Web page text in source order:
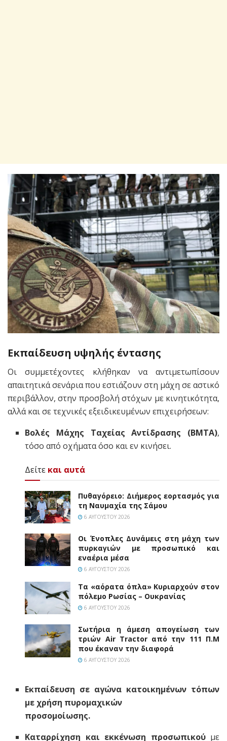
Εκπαίδευση υψηλής έντασης
Οι συμμετέχοντες κλήθηκαν να αντιμετωπίσουν
απαιτητικά σενάρια που εστιάζουν στη μάχη σε αστικό
περιβάλλον, στην προσβολή στόχων με κινητικότητα,
αλλά και σε τεχνικές εξειδικευμένων επιχειρήσεων:
Βολές Μάχης Ταχείας Αντίδρασης (ΒΜΤΑ),
τόσο από οχήματα όσο και εν κινήσει.
Δείτε και αυτά
Πυθαγόρειο: Διήμερος εορτασμός για
τη Ναυμαχία της Σάμου
6 ΑΥΓΟΎΣΤΟΥ 2026
Οι Ένοπλες Δυνάμεις στη μάχη των
πυρκαγιών με προσωπικό και
εναέρια μέσα
6 ΑΥΓΟΎΣΤΟΥ 2026
Τα «αόρατα όπλα» Κυριαρχούν στον
πόλεμο Ρωσίας – Ουκρανίας
6 ΑΥΓΟΎΣΤΟΥ 2026
Σωτήρια η άμεση απογείωση των
τριών Air Tractor από την 111 Π.M
που έκαναν την διαφορά
6 ΑΥΓΟΎΣΤΟΥ 2026
Εκπαίδευση σε αγώνα κατοικημένων τόπων
με χρήση πυρομαχικών
προσομοίωσης.
Καταρρίχηση και εκκένωση προσωπικούμε